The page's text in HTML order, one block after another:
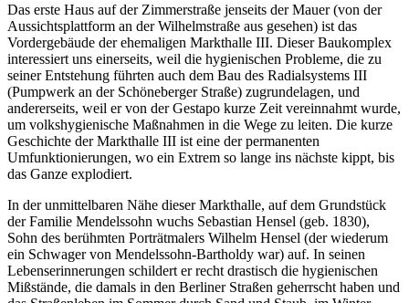
Das erste Haus auf der Zimmerstraße jenseits der Mauer (von der
Aussichtsplattform an der Wilhelmstraße aus gesehen) ist das
Vordergebäude der ehemaligen Markthalle III. Dieser Baukomplex
interessiert uns einerseits, weil die hygienischen Probleme, die zu
seiner Entstehung führten auch dem Bau des Radialsystems III
(Pumpwerk an der Schöneberger Straße) zugrundelagen, und
andererseits, weil er von der Gestapo kurze Zeit vereinnahmt wurde,
um volkshygienische Maßnahmen in die Wege zu leiten. Die kurze
Geschichte der Markthalle III ist eine der permanenten
Umfunktionierungen, wo ein Extrem so lange ins nächste kippt, bis
das Ganze explodiert.
In der unmittelbaren Nähe dieser Markthalle, auf dem Grundstück
der Familie Mendelssohn wuchs Sebastian Hensel (geb. 1830),
Sohn des berühmten Porträtmalers Wilhelm Hensel (der wiederum
ein Schwager von Mendelssohn-Bartholdy war) auf. In seinen
Lebenserinnerungen schildert er recht drastisch die hygienischen
Mißstände, die damals in den Berliner Straßen geherrscht haben und